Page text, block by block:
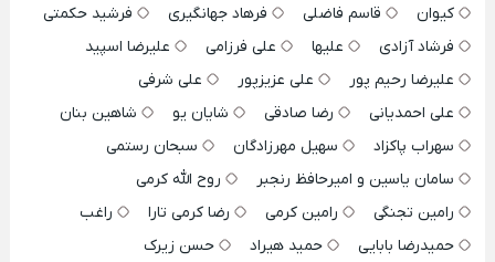
کیوان
قاسم فاضلی فرهاد جهانگیری
فرشید حکمتی
فرشاد آزادی
علیها علی فرزامی
علیرضا اسپید
علیرضا رحیم پور
علی عزیزپور
علی شرفی
علی احمدیانی
رضا صادقی شایان یو
شاهین بنان
سهراب پاکزاد
سهیل مهرزادگان
سبحان رستمی
سامان یاسین و امیرحافظ رنجبر
روح الله کرمی
رامین تجنگی
رامین کرمی رضا کرمی تارا
راغب
حمیدرضا بابایی
حمید هیراد
حسن زیرک